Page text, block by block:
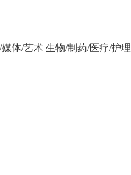
媒体/艺术 生物/制药/医疗/护理